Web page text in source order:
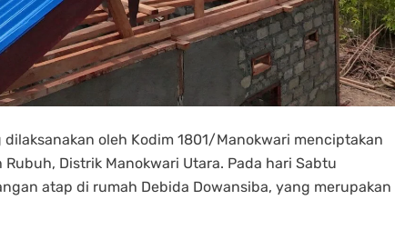
dilaksanakan oleh Kodim 1801/Manokwari menciptakan
Distrik Manokwari Utara. Pada hari Sabtu
atap di rumah Debida Dowansiba, yang merupakan